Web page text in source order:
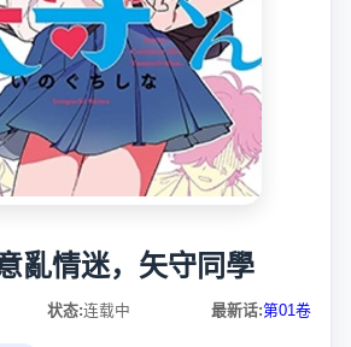
亂情迷，矢守同學
状态:连载中 最新话:第01卷